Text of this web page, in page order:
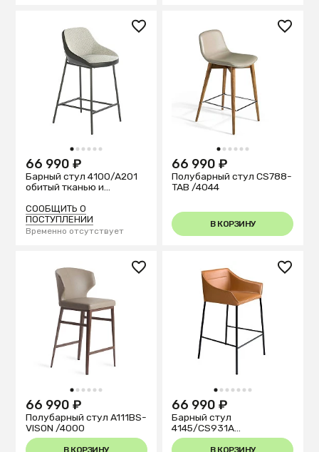
1 2 3 4 5 6
66 990 ₽
Барный стул 4100/A201
обитый тканью и
СООБЩИТЬ О
ПОСТУПЛЕНИИ
Временно отсутствует
1 2 3 4 5 6
66 990 ₽
Полубарный стул CS788-
TAB /4044
В КОРЗИНУ
1 2 3 4 5 6
66 990 ₽
Полубарный стул A111BS-
VISON /4000
В КОРЗИНУ
1 2 3 4 5 6 7
66 990 ₽
Барный стул
4145/CS931A
коричневый из экокожи
В КОРЗИНУ